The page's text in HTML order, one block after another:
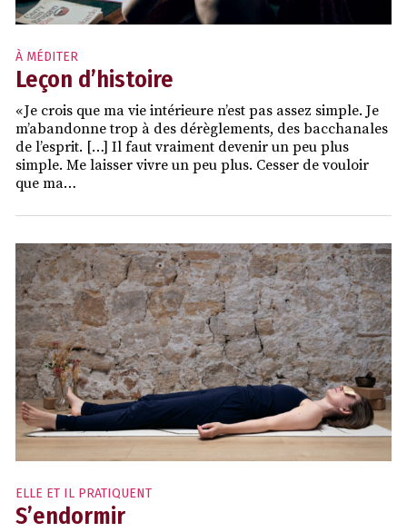
À MÉDITER
Leçon d’histoire
« Je crois que ma vie intérieure n’est pas assez simple. Je
m’abandonne trop à des dérèglements, des bacchanales
de l’esprit. […] Il faut vraiment devenir un peu plus
simple. Me laisser vivre un peu plus. Cesser de vouloir
que ma…
ELLE ET IL PRATIQUENT
S’endormir